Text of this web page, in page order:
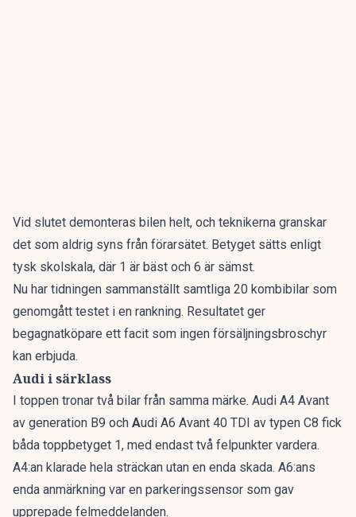
Vid slutet demonteras bilen helt, och teknikerna granskar
det som aldrig syns från förarsätet. Betyget sätts enligt
tysk skolskala, där 1 är bäst och 6 är sämst.
Nu har tidningen sammanställt samtliga 20 kombibilar som
genomgått testet i en rankning. Resultatet ger
begagnatköpare ett facit som ingen försäljningsbroschyr
kan erbjuda.
Audi i särklass
I toppen tronar två bilar från samma märke. Audi A4 Avant
av generation B9 och Audi A6 Avant 40 TDI av typen C8 fick
båda toppbetyget 1, med endast två felpunkter vardera.
A4:an klarade hela sträckan utan en enda skada. A6:ans
enda anmärkning var en parkeringssensor som gav
upprepade felmeddelanden.